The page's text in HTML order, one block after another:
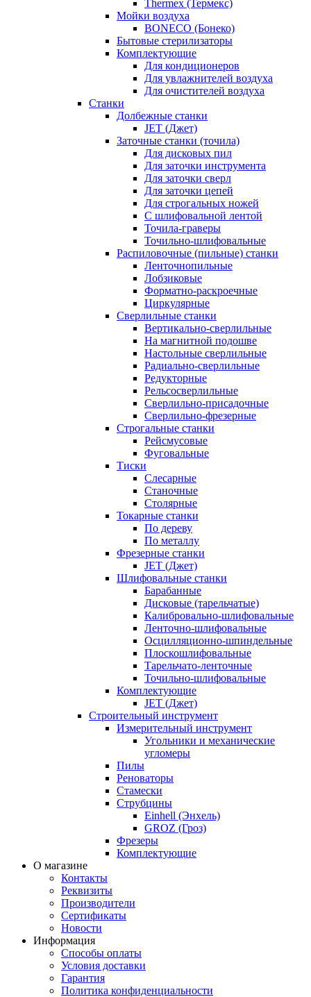
Thermex (Термекс)
Мойки воздуха
BONECO (Бонеко)
Бытовые стерилизаторы
Комплектующие
Для кондиционеров
Для увлажнителей воздуха
Для очистителей воздуха
Станки
Долбежные станки
JET (Джет)
Заточные станки (точила)
Для дисковых пил
Для заточки инструмента
Для заточки сверл
Для заточки цепей
Для строгальных ножей
С шлифовальной лентой
Точила-граверы
Точильно-шлифовальные
Распиловочные (пильные) станки
Ленточнопильные
Лобзиковые
Форматно-раскроечные
Циркулярные
Сверлильные станки
Вертикально-сверлильные
На магнитной подошве
Настольные сверлильные
Радиально-сверлильные
Редукторные
Рельсосверлильные
Сверлильно-присадочные
Сверлильно-фрезерные
Строгальные станки
Рейсмусовые
Фуговальные
Тиски
Слесарные
Станочные
Столярные
Токарные станки
По дереву
По металлу
Фрезерные станки
JET (Джет)
Шлифовальные станки
Барабанные
Дисковые (тарельчатые)
Калибровально-шлифовальные
Ленточно-шлифовальные
Осцилляционно-шпиндельные
Плоскошлифовальные
Тарельчато-ленточные
Точильно-шлифовальные
Комплектующие
JET (Джет)
Строительный инструмент
Измерительный инструмент
Угольники и механические
угломеры
Пилы
Реноваторы
Стамески
Струбцины
Einhell (Энхель)
GROZ (Гроз)
Фрезеры
Комплектующие
О магазине
Контакты
Реквизиты
Производители
Сертификаты
Новости
Информация
Способы оплаты
Условия доставки
Гарантия
Политика конфиденциальности